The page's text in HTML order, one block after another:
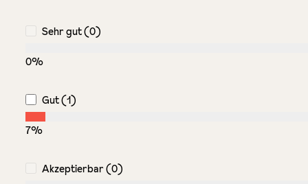
Sehr gut (0)
0%
Gut (1)
7%
Akzeptierbar (0)